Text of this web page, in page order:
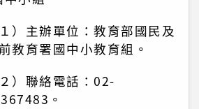
１）主辦單位：教育部國民及
教育署國中小教育組。
２）聯絡電話：02-
。